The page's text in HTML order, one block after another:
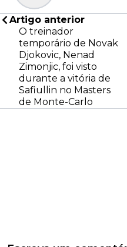
Artigo anterior
O treinador
temporário de Novak
Djokovic, Nenad
Zimonjic, foi visto
durante a vitória de
Safiullin no Masters
de Monte-Carlo